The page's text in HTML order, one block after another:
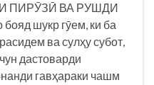
ПИРӮЗӢ ВА РУШДИ
шукр гӯем, ки ба
ва сулҳу субот,
дастоварди
гавҳараки чашм